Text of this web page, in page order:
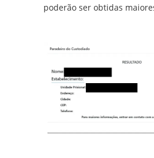
poderão ser obtidas